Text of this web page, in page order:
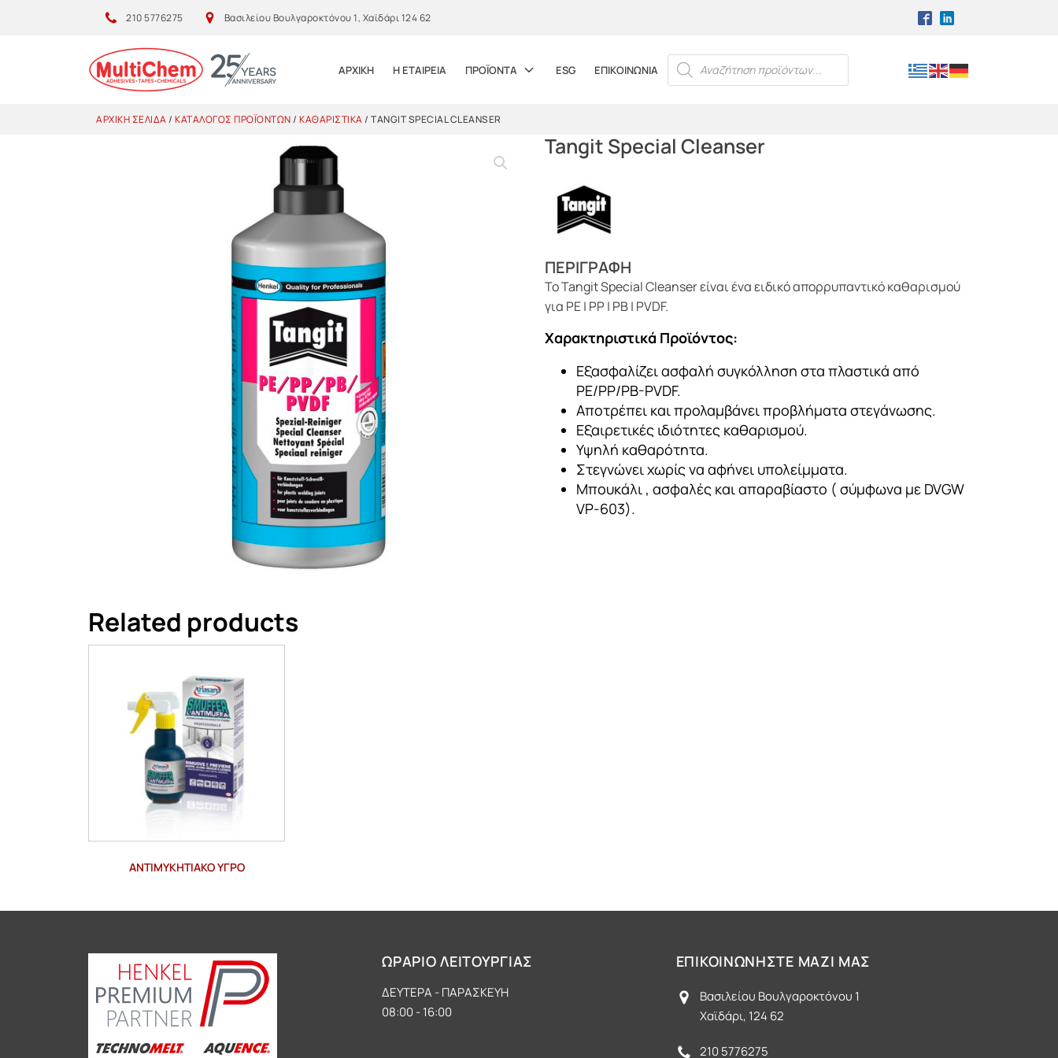
210 5776275 Βασιλείου Βουλγαροκτόνου 1, Χαϊδάρι 124 62
ΑΡΧΙΚΗ Η ΕΤΑΙΡΕΙΑ ΠΡΟΪΟΝΤΑ ESG ΕΠΙΚΟΙΝΩΝΙΑ PRODUCTS SEARCH
ΑΡΧΙΚΉ ΣΕΛΊΔΑ/ ΚΑΤΆΛΟΓΟΣ ΠΡΟΪΌΝΤΩΝ/ ΚΑΘΑΡΙΣΤΙΚΆ/ TANGIT SPECIAL CLEANSER
Tangit Special Cleanser
ΠΕΡΙΓΡΑΦΗ
Το Tangit Special Cleanser είναι ένα ειδικό απορρυπαντικό καθαρισμού
για PE | PP | PB | PVDF.
Χαρακτηριστικά Προϊόντος:
Εξασφαλίζει ασφαλή συγκόλληση στα πλαστικά από
PE/PP/PB-PVDF.
Αποτρέπει και προλαμβάνει προβλήματα στεγάνωσης.
Εξαιρετικές ιδιότητες καθαρισμού.
Υψηλή καθαρότητα.
Στεγνώνει χωρίς να αφήνει υπολείμματα.
Μπουκάλι , ασφαλές και απαραβίαστο ( σύμφωνα με DVGW
VP-603).
Related products
ΑΝΤΙΜΥΚΗΤΙΑΚΌ ΥΓΡΌ
ΩΡΑΡΙΟ ΛΕΙΤΟΥΡΓΙΑΣ
ΔΕΥΤΕΡΑ - ΠΑΡΑΣΚΕΥΗ
08:00 - 16:00
ΕΠΙΚΟΙΝΩΝΗΣΤΕ ΜΑΖΙ ΜΑΣ
Βασιλείου Βουλγαροκτόνου 1
Χαϊδάρι, 124 62
210 5776275